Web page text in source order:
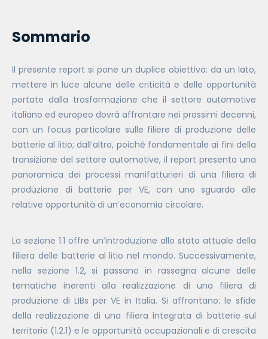
Sommario
Il presente report si pone un duplice obiettivo: da un lato,
mettere in luce alcune delle criticità e delle opportunità
portate dalla trasformazione che il settore automotive
italiano ed europeo dovrà affrontare nei prossimi decenni,
con un focus particolare sulle filiere di produzione delle
batterie al litio; dall’altro, poiché fondamentale ai fini della
transizione del settore automotive, il report presenta una
panoramica dei processi manifatturieri di una filiera di
produzione di batterie per VE, con uno sguardo alle
relative opportunità di un’economia circolare.
La sezione 1.1 offre un’introduzione allo stato attuale della
filiera delle batterie al litio nel mondo. Successivamente,
nella sezione 1.2, si passano in rassegna alcune delle
tematiche inerenti alla realizzazione di una filiera di
produzione di LIBs per VE in Italia. Si affrontano: le sfide
della realizzazione di una filiera integrata di batterie sul
territorio (1.2.1) e le opportunità occupazionali e di crescita